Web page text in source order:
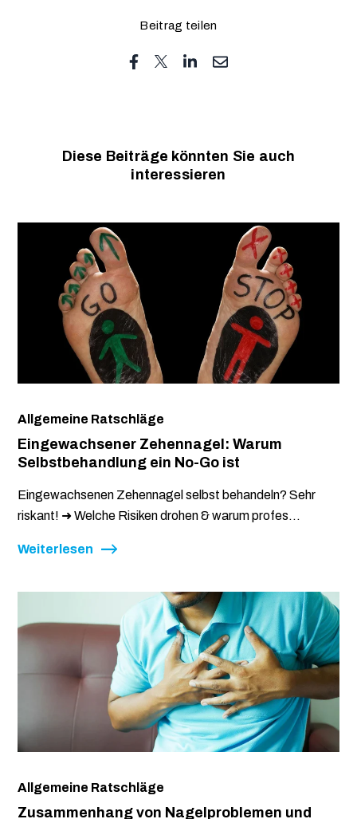
Beitrag teilen
Diese Beiträge könnten Sie auch
interessieren
Allgemeine Ratschläge
Eingewachsener Zehennagel: Warum
Selbstbehandlung ein No-Go ist
Eingewachsenen Zehennagel selbst behandeln? Sehr
riskant! ➜ Welche Risiken drohen & warum profes...
Weiterlesen
Allgemeine Ratschläge
Zusammenhang von Nagelproblemen und